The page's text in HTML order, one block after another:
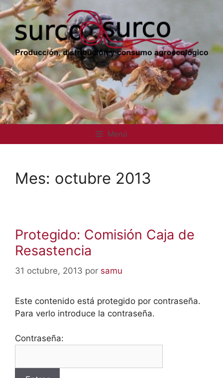
Saltar
al
contenido
Menú
Mes: octubre 2013
Protegido: Comisión Caja de
Resastencia
31 octubre, 2013 por samu
Este contenido está protegido por contraseña.
Para verlo introduce la contraseña.
Contraseña: